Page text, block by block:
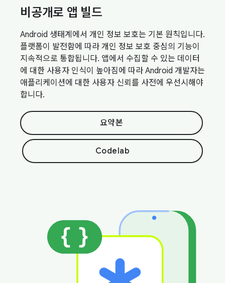
비공개로 앱 빌드
Android 생태계에서 개인 정보 보호는 기본 원칙입니다.
플랫폼이 발전함에 따라 개인 정보 보호 중심의 기능이
지속적으로 통합됩니다. 앱에서 수집할 수 있는 데이터
에 대한 사용자 인식이 높아짐에 따라 Android 개발자는
애플리케이션에 대한 사용자 신뢰를 사전에 우선시해야
합니다.
요약본
Codelab